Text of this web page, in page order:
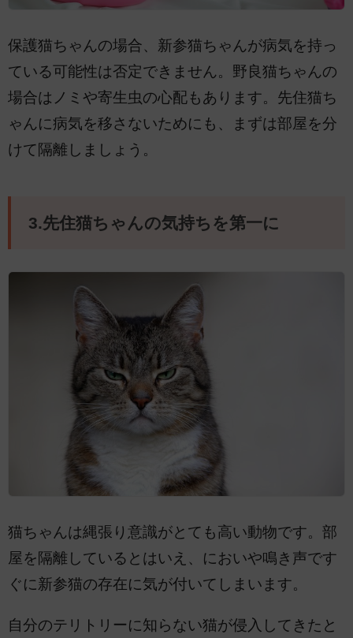
保護猫ちゃんの場合、新参猫ちゃんが病気を持っ
ている可能性は否定できません。野良猫ちゃんの
場合はノミや寄生虫の心配もあります。先住猫ち
ゃんに病気を移さないためにも、まずは部屋を分
けて隔離しましょう。
3.先住猫ちゃんの気持ちを第一に
猫ちゃんは縄張り意識がとても高い動物です。部
屋を隔離しているとはいえ、においや鳴き声です
ぐに新参猫の存在に気が付いてしまいます。
自分のテリトリーに知らない猫が侵入してきたと